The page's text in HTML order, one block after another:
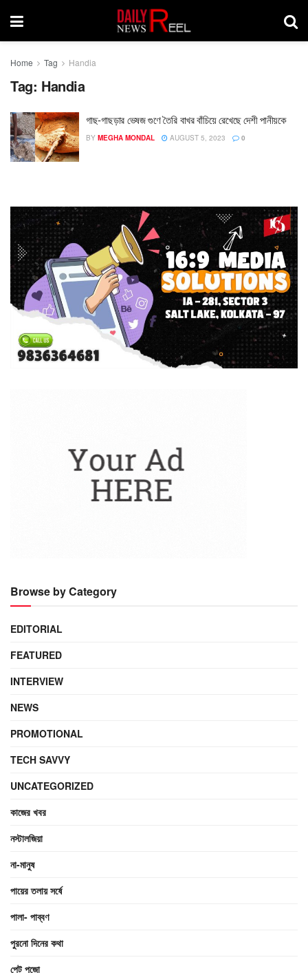
Home Tag Handia
Tag: Handia
গাছ-গাছড়ার ভেষজ গুণে তৈরি বাখর বাঁচিয়ে রেখেছে দেশী পানীয়কে
BY MEGHA MONDAL AUGUST 5, 2023 0
Browse by Category
EDITORIAL
FEATURED
INTERVIEW
NEWS
PROMOTIONAL
TECH SAVVY
UNCATEGORIZED
কাজের খবর
নস্টালজিয়া
না-মানুষ
পায়ের তলায় সর্ষে
পালা- পাব্বণ
পুরনো দিনের কথা
পেট পুজো